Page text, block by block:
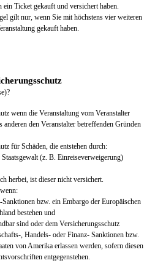
Ticket gekauft und versichert haben.
gilt nur, wenn Sie mit höchstens vier weiteren
gekauft haben.
wenn die Veranstaltung vom Veranstalter
den Veranstalter betreffenden Gründen
für Schäden, die entstehen durch:
(z. B. Einreiseverweigerung)
herbei, ist dieser nicht versichert.
bzw. ein Embargo der Europäischen
bestehen und
sind oder dem Versicherungsschutz
, Handels- oder Finanz- Sanktionen bzw.
von Amerika erlassen werden, sofern diesen
entgegenstehen.